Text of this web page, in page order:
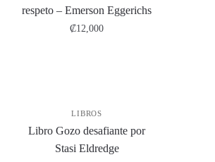
respeto – Emerson Eggerichs
₡12,000
LIBROS
Libro Gozo desafiante por
Stasi Eldredge